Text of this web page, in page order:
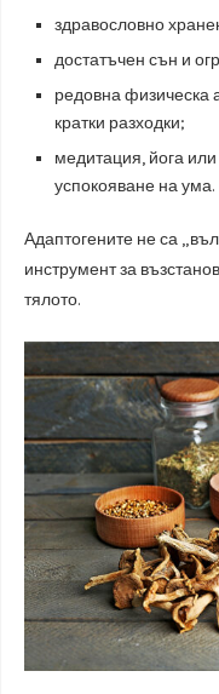
здравословно
достатъчен сън и
редовна физическа
кратки разходки;
медитация, йога
успокояване на ума.
Адаптогените не са
инструмент за
тялото.